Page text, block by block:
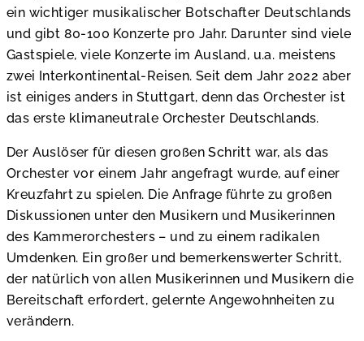
ein wichtiger musikalischer Botschafter Deutschlands
und gibt 80-100 Konzerte pro Jahr. Darunter sind viele
Gastspiele, viele Konzerte im Ausland, u.a. meistens
zwei Interkontinental-Reisen. Seit dem Jahr 2022 aber
ist einiges anders in Stuttgart, denn das Orchester ist
das erste klimaneutrale Orchester Deutschlands.
Der Auslöser für diesen großen Schritt war, als das
Orchester vor einem Jahr angefragt wurde, auf einer
Kreuzfahrt zu spielen. Die Anfrage führte zu großen
Diskussionen unter den Musikern und Musikerinnen
des Kammerorchesters – und zu einem radikalen
Umdenken. Ein großer und bemerkenswerter Schritt,
der natürlich von allen Musikerinnen und Musikern die
Bereitschaft erfordert, gelernte Angewohnheiten zu
verändern.